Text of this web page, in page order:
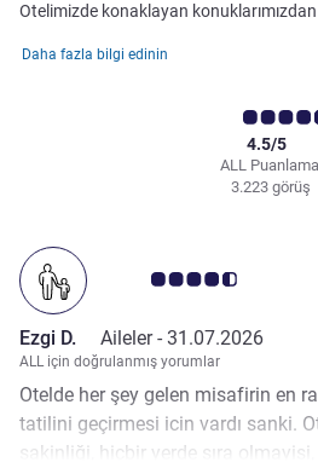
Otelimizde konaklayan
Daha fazla bilgi edinin
ALL Puanlama
4.5/5
3.223 görüş
Avis müşterileri puanı
Ezgi D. Aileler - 31.07.2026
ALL için doğrulanmış yorumlar
Otelde her şey gelen misafirin en
tatilini geçirmesi icin vardı sanki.
sakinliği, hiçbir yerde sıra